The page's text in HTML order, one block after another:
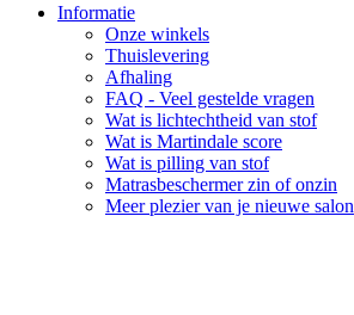
Informatie
Onze winkels
Thuislevering
Afhaling
FAQ - Veel gestelde vragen
Wat is lichtechtheid van stof
Wat is Martindale score
Wat is pilling van stof
Matrasbeschermer zin of onzin
Meer plezier van je nieuwe salon